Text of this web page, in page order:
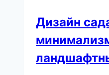
Дизайн